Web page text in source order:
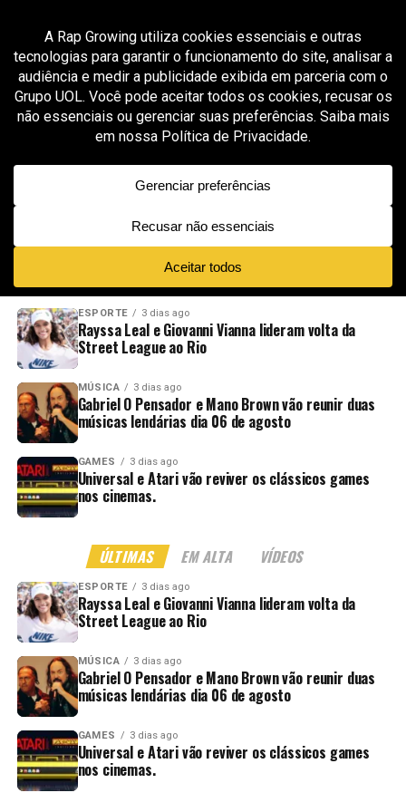
All posts tagged "futebol e streetwear"
MODA & STREETWEAR 3 meses ago
Thug Nine lança coleção exclusiva para a Copa
de 2026 inspirada na era de ouro da Seleção
Brasileira
NOVIDADES EM ALTA VÍDEOS
ESPORTE 3 dias ago
Rayssa Leal e Giovanni Vianna lideram volta da
Street League ao Rio
MÚSICA 3 dias ago
Gabriel O Pensador e Mano Brown vão reunir duas
músicas lendárias dia 06 de agosto
GAMES 3 dias ago
Universal e Atari vão reviver os clássicos games
nos cinemas.
ÚLTIMAS EM ALTA VÍDEOS
ESPORTE 3 dias ago
Rayssa Leal e Giovanni Vianna lideram volta da
Street League ao Rio
MÚSICA 3 dias ago
Gabriel O Pensador e Mano Brown vão reunir duas
músicas lendárias dia 06 de agosto
GAMES 3 dias ago
Universal e Atari vão reviver os clássicos games
nos cinemas.